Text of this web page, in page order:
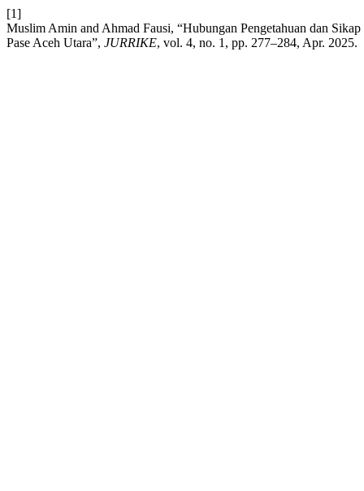
[1]
Muslim Amin and Ahmad Fausi, “Hubungan Pengetahuan dan
Pase Aceh Utara”, JURRIKE, vol. 4, no. 1, pp. 277–284, Apr. 2025.